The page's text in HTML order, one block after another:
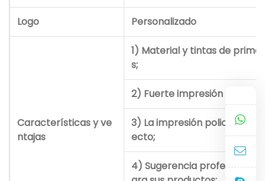
Logo Personalizado
Características y ve
ntajas
1) Material y tintas de
s;
2) Fuerte impresión
3) La impresión
ecto;
4) Sugerencia profesional